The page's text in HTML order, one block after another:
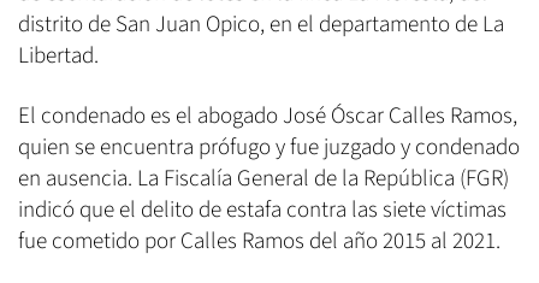
distrito de San Juan Opico, en el departamento de La
Libertad.
El condenado es el abogado José Óscar Calles Ramos,
quien se encuentra prófugo y fue juzgado y condenado
en ausencia. La Fiscalía General de la República (FGR)
indicó que el delito de estafa contra las siete víctimas
fue cometido por Calles Ramos del año 2015 al 2021.